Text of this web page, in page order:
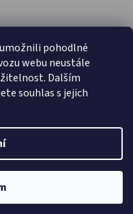
pohodlné
webu neustále
Dalším
souhlas s jejich
práva vyhrazena.